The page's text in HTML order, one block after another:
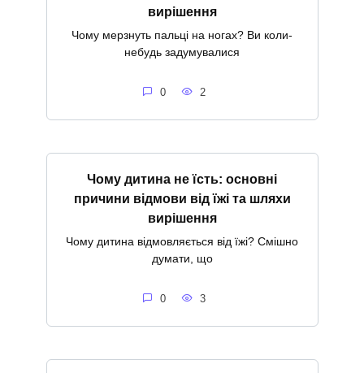
вирішення
Чому мерзнуть пальці на ногах? Ви коли-
небудь задумувалися
0 2
Чому дитина не їсть: основні
причини відмови від їжі та шляхи
вирішення
Чому дитина відмовляється від їжі? Смішно
думати, що
0 3